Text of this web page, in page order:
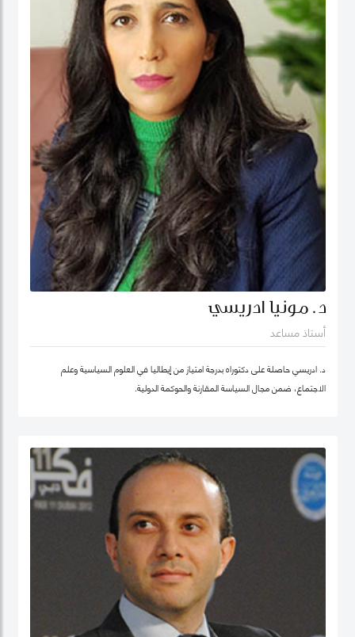
د. مونيا ادريسي
أستاذ مساعد
د. ادريسي حاصلة على دكتوراه بدرجة امتياز من إيطاليا في العلوم السياسية وعلم
الاجتماع، ضمن مجال السياسة المقارنة والحوكمة الدولية.